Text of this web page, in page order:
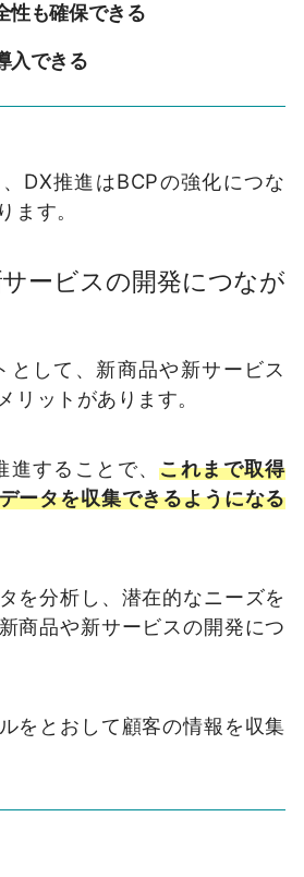
性も確保できる
入できる
DX推進はBCPの強化につな
ます。
ービスの開発につなが
として、新商品や新サービス
リットがあります。
進することで、これまで取得
ータを収集できるようになる
を分析し、潜在的なニーズを
商品や新サービスの開発につ
をとおして顧客の情報を収集